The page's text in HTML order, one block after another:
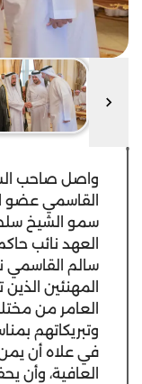
واصل صاحب
القاسمي عضو
سمو الشيخ
العهد نائب
سالم القاسمي
المهنئين
العامر من
وتبريكاتهم
في علاه أن
العافية، وأن